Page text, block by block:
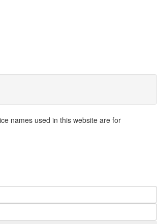
names used in this website are for